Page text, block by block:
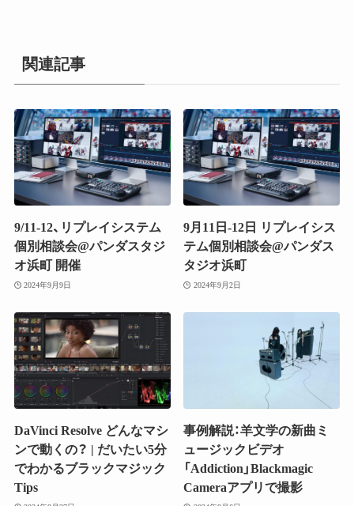
関連記事
9/11-12、リプレイシステム
個別相談会@パンダスタジ
オ浜町 開催
2024年9月9日
9月11日-12日 リプレイシス
テム個別相談会@パンダス
タジオ浜町
2024年9月2日
DaVinci Resolve どんなマシ
ンで動くの？ | だいたい5分
でわかるブラックマジック
Tips
事例解説：羊文学の新曲ミ
ュージックビデオ
「Addiction」Blackmagic
Cameraアプリで撮影